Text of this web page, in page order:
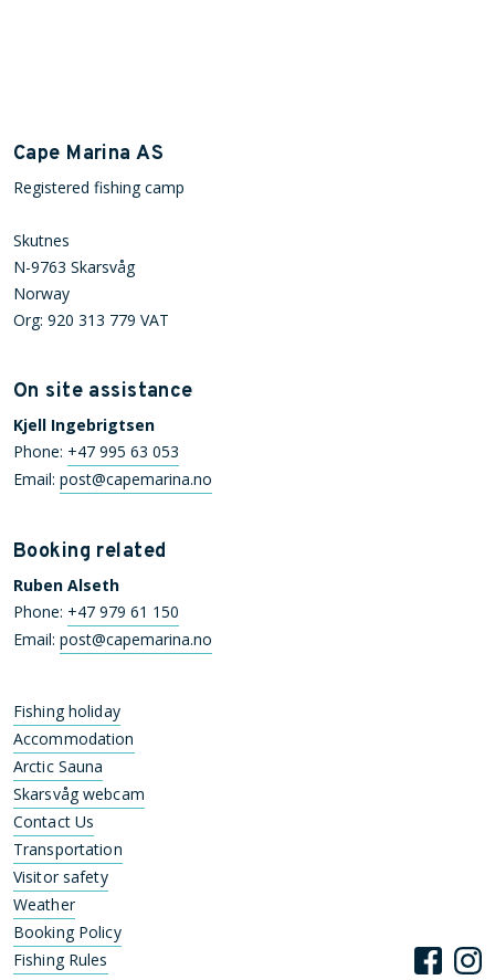
Cape Marina AS
Registered fishing camp
Skutnes
N-9763 Skarsvåg
Norway
Org: 920 313 779 VAT
On site assistance
Kjell Ingebrigtsen
Phone: +47 995 63 053
Email: post@capemarina.no
Booking related
Ruben Alseth
Phone: +47 979 61 150
Email: post@capemarina.no
Fishing holiday
Accommodation
Arctic Sauna
Skarsvåg webcam
Contact Us
Transportation
Visitor safety
Weather
Booking Policy
Fishing Rules